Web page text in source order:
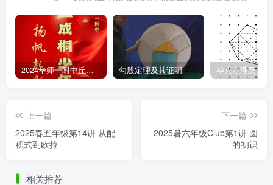
2024华师一附中丘班游园考试真题 勾股定理及其证明 毕克定理及其
上一篇
2025春五年级第14讲 从配
积式到欧拉
下一篇
2025暑六年级Club第1讲 圆
的初识
相关推荐